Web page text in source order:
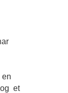
et